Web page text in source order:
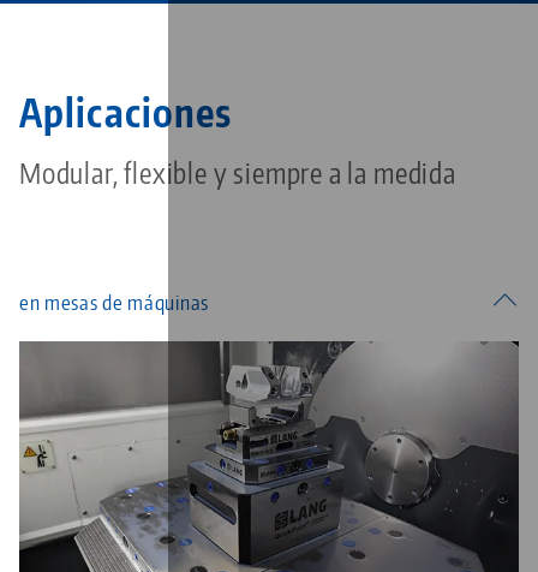
Aplicaciones
Modular, flexible y siempre a la medida
en mesas de máquinas